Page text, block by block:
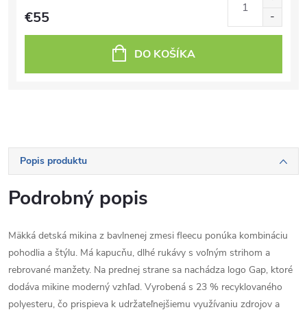
€55
DO KOŠÍKA
Popis produktu
Podrobný popis
Mäkká detská mikina z bavlnenej zmesi fleecu ponúka kombináciu
pohodlia a štýlu. Má kapucňu, dlhé rukávy s voľným strihom a
rebrované manžety. Na prednej strane sa nachádza logo Gap, ktoré
dodáva mikine moderný vzhľad. Vyrobená s 23 % recyklovaného
polyesteru, čo prispieva k udržateľnejšiemu využívaniu zdrojov a